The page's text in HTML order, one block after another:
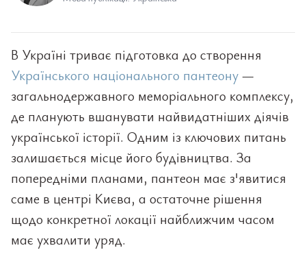
В Україні триває підготовка до створення
Українського національного пантеону —
загальнодержавного меморіального комплексу,
де планують вшанувати найвидатніших діячів
української історії. Одним із ключових питань
залишається місце його будівництва. За
попередніми планами, пантеон має з'явитися
саме в центрі Києва, а остаточне рішення
щодо конкретної локації найближчим часом
має ухвалити уряд.